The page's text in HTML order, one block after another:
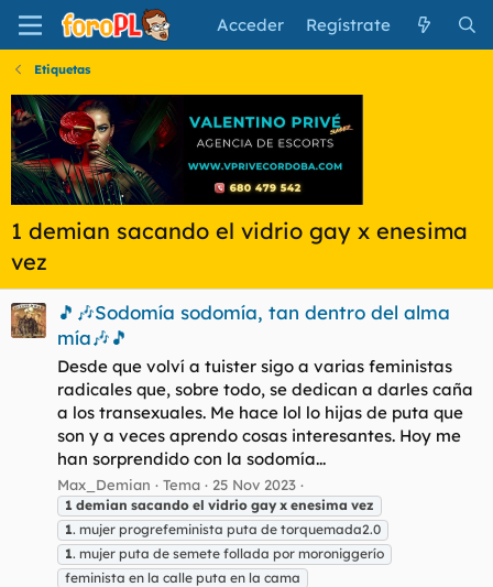
Acceder Regístrate
Etiquetas
1 demian sacando el vidrio gay x enesima
vez
🎵🎶Sodomía sodomía, tan dentro del alma
mía🎶🎵
Desde que volví a tuister sigo a varias feministas
radicales que, sobre todo, se dedican a darles caña
a los transexuales. Me hace lol lo hijas de puta que
son y a veces aprendo cosas interesantes. Hoy me
han sorprendido con la sodomía...
Max_Demian Tema 25 Nov 2023
1 demian sacando el vidrio gay x enesima vez
1. mujer progrefeminista puta de torquemada2.0
1. mujer puta de semete follada por moroniggerío
feminista en la calle puta en la cama